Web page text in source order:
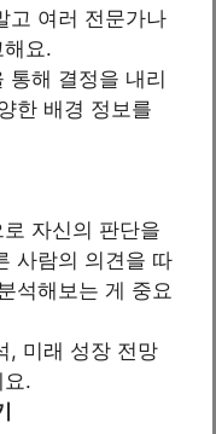
고 여러 전문가나
요.
통해 결정을 내리
한 배경 정보를
자신의 판단을
사람의 의견을 따
석해보는 게 중요
, 미래 성장 전망
.